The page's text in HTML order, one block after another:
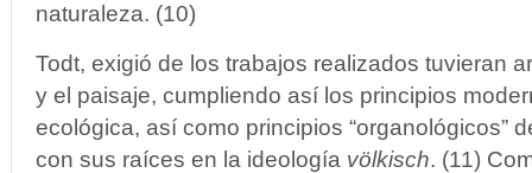
naturaleza. (10)
Todt, exigió de los trabajos realizados tuvieran
y el paisaje, cumpliendo así los principios
ecológica, así como principios “organológicos”
con sus raíces en la ideología völkisch. (11)